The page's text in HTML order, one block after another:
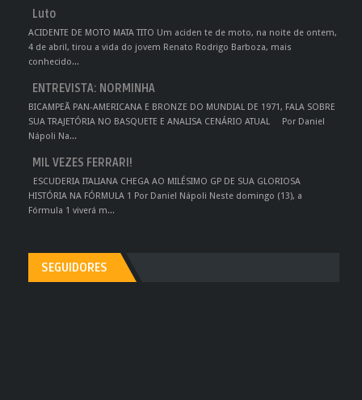
Luto
ACIDENTE DE MOTO MATA TITO Um aciden te de moto, na noite de ontem,
4 de abril, tirou a vida do jovem Renato Rodrigo Barboza, mais
conhecido...
ENTREVISTA: NORMINHA
BICAMPEÃ PAN-AMERICANA E BRONZE DO MUNDIAL DE 1971, FALA SOBRE
SUA TRAJETÓRIA NO BASQUETE E ANALISA CENÁRIO ATUAL Por Daniel
Nápoli Na...
MIL VEZES FERRARI!
ESCUDERIA ITALIANA CHEGA AO MILÉSIMO GP DE SUA GLORIOSA
HISTÓRIA NA FÓRMULA 1 Por Daniel Nápoli Neste domingo (13), a
Fórmula 1 viverá m...
SEGUIDORES